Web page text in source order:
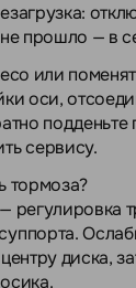
прошло — в
или
оси,
сервису.
тормоза?
регулировка
диска,